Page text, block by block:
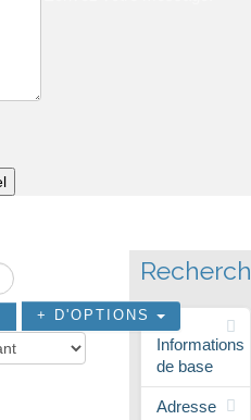
Informations
de base
Adresse
+ D'OPTIONS